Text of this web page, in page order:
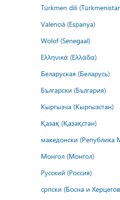
Türkmen dili
Valencià (Espanya)
Wolof (Senegaal)
Ελληνικά (Ελλάδα)
Беларуская (Беларусь)
Български (България)
Кыргызча (Кыргызстан)
Қазақ (Қазақстан)
македонски (Република
Монгол (Монгол)
Русский (Россия)
српски (Босна и